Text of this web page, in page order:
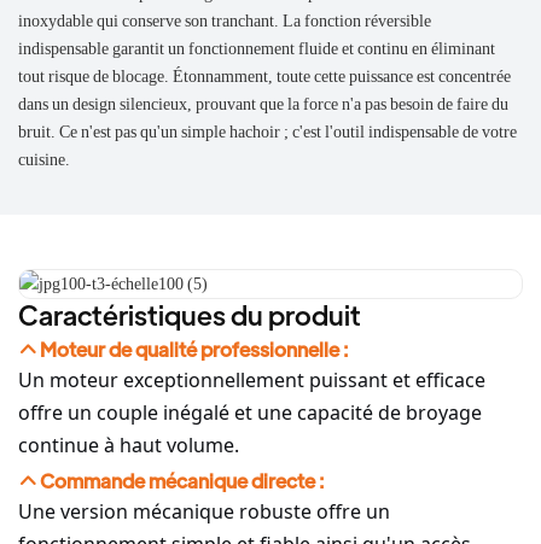
inoxydable qui conserve son tranchant. La fonction réversible
indispensable garantit un fonctionnement fluide et continu en éliminant
tout risque de blocage. Étonnamment, toute cette puissance est concentrée
dans un design silencieux, prouvant que la force n'a pas besoin de faire du
bruit. Ce n'est pas qu'un simple hachoir ; c'est l'outil indispensable de votre
cuisine.
Caractéristiques du produit
Moteur de qualité professionnelle :
Un moteur exceptionnellement puissant et efficace
offre un couple inégalé et une capacité de broyage
continue à haut volume.
Commande mécanique directe :
Une version mécanique robuste offre un